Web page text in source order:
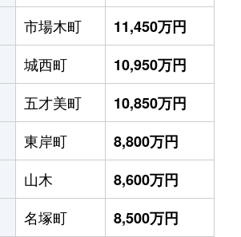
市場木町
11,450万円
城西町
10,950万円
五才美町
10,850万円
東岸町
8,800万円
山木
8,600万円
名塚町 8,500万円